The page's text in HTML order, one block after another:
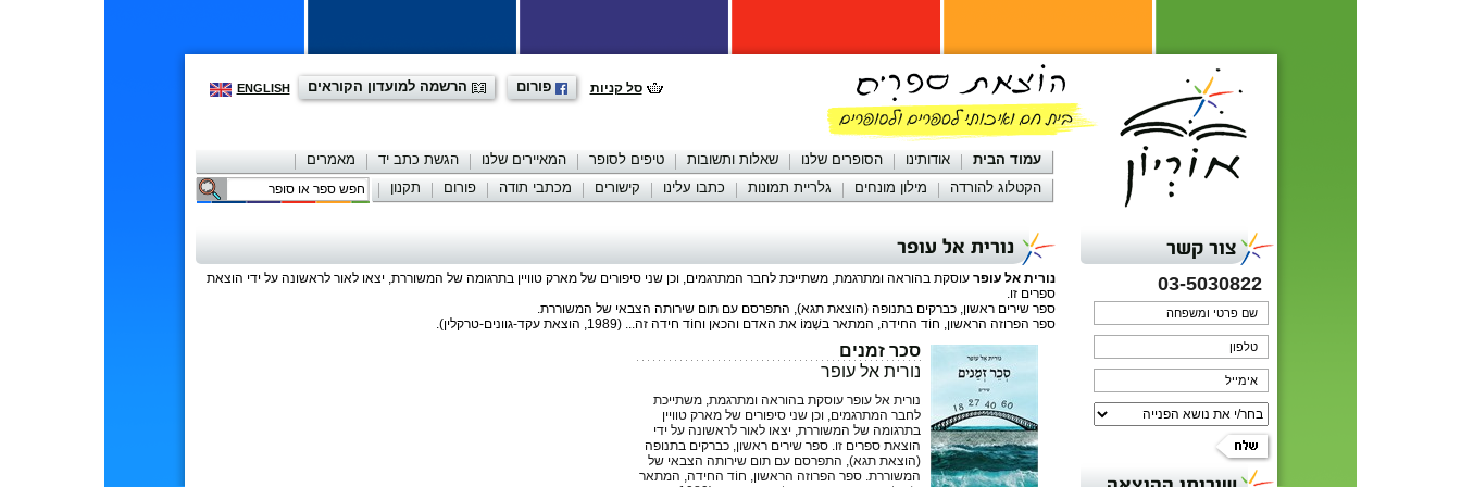
ENGLISH הרשמה למועדון הקוראים פורום סל קניות
עמוד הבית אודותינו הסופרים שלנו שאלות ותשובות טיפים לסופר המאיירים שלנו הגשת כתב יד
מאמרים
הקטלוג להורדה
מילון מונחים גלריית תמונות כתבו עלינו קישורים מכתבי תודה פורום תקנון יצירת קשר
צור קשר
03-5030822
נורית אל עופר
נורית אל עופר עוסקת בהוראה ומתרגמת, משתייכת לחבר המתרגמים, וכן שני סיפורים של מארק טוויין בתרגומה של המשוררת, יצאו לאור לראשונה על ידי הוצאת
ספרים זו.
ספר שירים ראשון, כברקים בתנופה (הוצאת תגא), התפרסם עם תום שירותה הצבאי של המשוררת.
ספר הפרוזה הראשון, חוֹד החידה, המתאר בשְׁמוֹ את האדם והכאן וחוֹד חידה זה... (1989, הוצאת עקד-גוונים-טרקלין).
סכר זמנים
נורית אל עופר
נורית אל עופר עוסקת בהוראה ומתרגמת, משתייכת
לחבר המתרגמים, וכן שני סיפורים של מארק טוויין
בתרגומה של המשוררת, יצאו לאור לראשונה על ידי
הוצאת ספרים זו. ספר שירים ראשון, כברקים בתנופה
(הוצאת תגא), התפרסם עם תום שירותה הצבאי של
המשוררת. ספר הפרוזה הראשון, חוֹד החידה, המתאר